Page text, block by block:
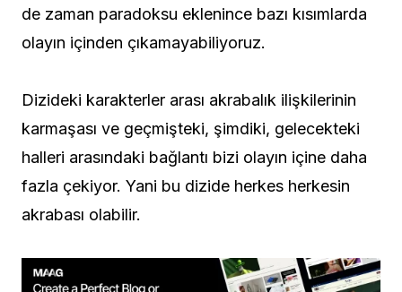
de zaman paradoksu eklenince bazı kısımlarda
olayın içinden çıkamayabiliyoruz.
Dizideki karakterler arası akrabalık ilişkilerinin
karmaşası ve geçmişteki, şimdiki, gelecekteki
halleri arasındaki bağlantı bizi olayın içine daha
fazla çekiyor. Yani bu dizide herkes herkesin
akrabası olabilir.